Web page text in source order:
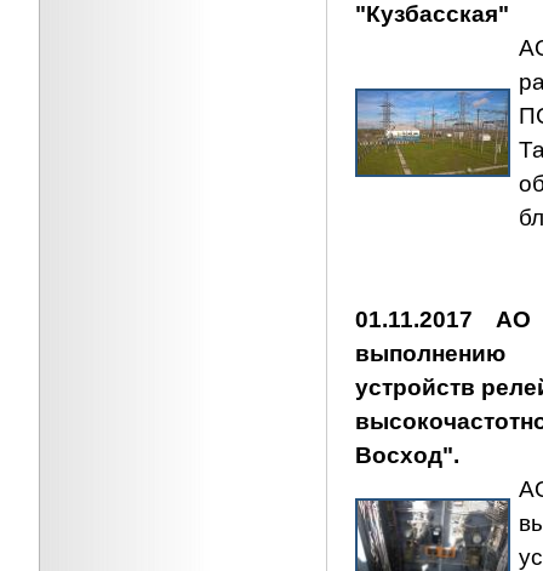
"Кузбасская"
01.11.2017 АО
выполнению
устройств
Восход".